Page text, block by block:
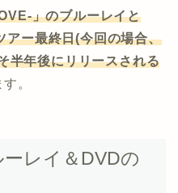
」のブルーレイと
アー最終日(今回の場合、
半年後にリリースされる
。
ーレイ＆DVDの